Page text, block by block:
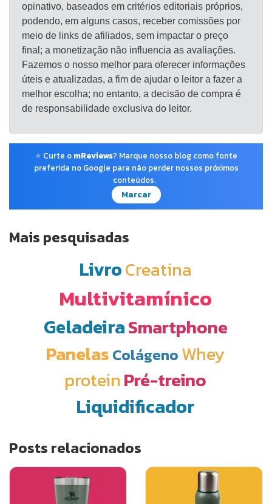
opinativo, baseados em critérios editoriais próprios,
podendo, em alguns casos, receber comissões por
meio de links de afiliados, sem impactar o preço
final; a monetização não influencia as avaliações.
Fazemos o nosso melhor para oferecer informações
úteis e atualizadas, a fim de ajudar o leitor a fazer a
melhor escolha; no entanto, a decisão de compra é
de responsabilidade exclusiva do leitor.
⭐ Curte o mReviews? Marque nosso blog como fonte
preferida no Google para não perder nossos próximos
conteúdos.
Marcar
Mais pesquisadas
LivroCreatina
Multivitamínico
GeladeiraSmartphone
Panelas Colágeno Whey
proteinPré-treino
Liquidificador
Posts relacionados